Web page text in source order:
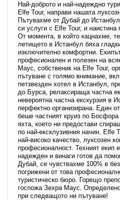
Най-доброто и най-надеждно
Elfe Tour, направи нашата
Пътувахме от Дубай до
си услуги с Elfe Tour, и
От момента, в който кацнахме,
летището в Истанбул бяха
изключително комфортни.
професионален и полезен на
Маус, собственик на Elfe Tour,
пътуване с голямо внимание,
петзвезден хотел в Истанбул,
до Бурса, релаксираща частна
невероятна частна екскурзия в
перфектно организирана. Един
беше частният круиз по
яхта, което ни предостави
по най-ексклузивния начин. Elfe
най-високо качество, луксозен
професионалност. Техният екип
надежден и винаги готов да
Дубай, се чувствахме 100% в
погрижени от това
туристическо бюро. Горещо
госпожа Зехра Маус.
при следващото ни пътуване!